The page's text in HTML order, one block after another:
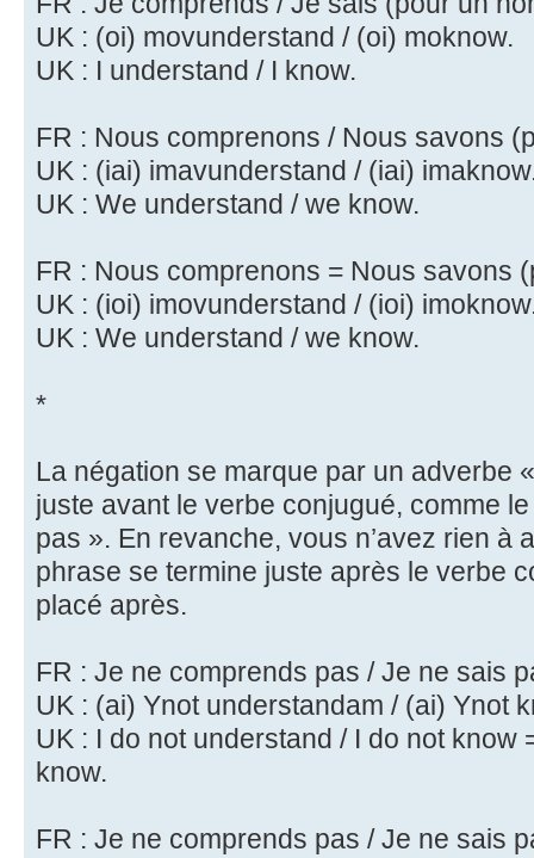
UK : (oi) movunderstand / (oi) moknow.
UK : I understand / I know.
FR : Nous comprenons / Nous savons
UK : (iai) imavunderstand / (iai)
UK : We understand / we know.
FR : Nous comprenons = Nous savons
UK : (ioi) imovunderstand / (ioi)
UK : We understand / we know.
*
La négation se marque par un adverbe
juste avant le verbe conjugué, comme
pas ». En revanche, vous n’avez rien à
phrase se termine juste après le verbe
placé après.
FR : Je ne comprends pas / Je ne sais
UK : (ai) Ynot understandam / (ai) Ynot
UK : I do not understand / I do not know
know.
FR : Je ne comprends pas / Je ne sais